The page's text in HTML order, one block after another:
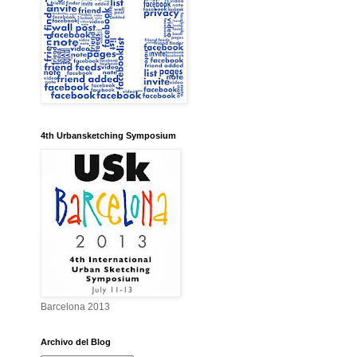
4th Urbansketching Symposium
Barcelona 2013
Archivo del Blog